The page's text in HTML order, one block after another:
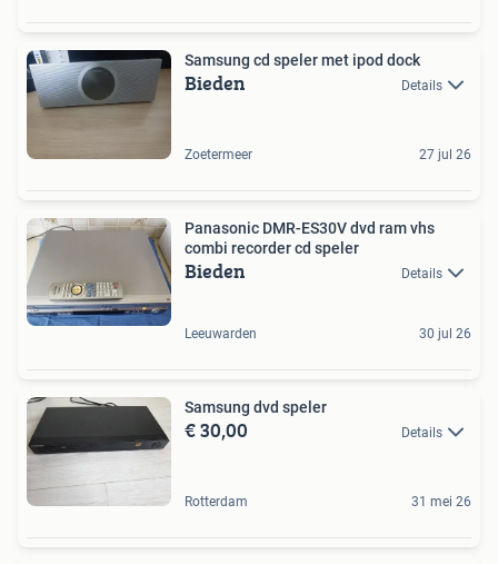
Samsung cd speler met ipod dock
Bieden Details
Zoetermeer 27 jul 26
Panasonic DMR-ES30V dvd ram vhs
combi recorder cd speler
Bieden Details
Leeuwarden 30 jul 26
Samsung dvd speler
€ 30,00 Details
Rotterdam 31 mei 26